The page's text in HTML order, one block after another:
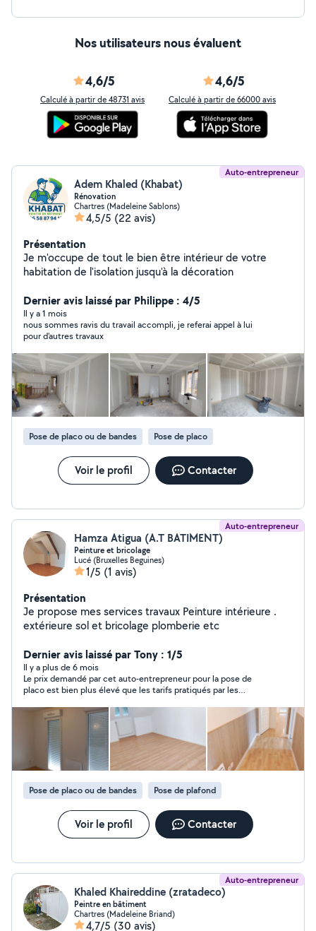
Nos utilisateurs nous évaluent
4,6/5
Calculé à partir de 48731 avis
4,6/5
Calculé à partir de 66000 avis
Auto-entrepreneur
Adem Khaled (Khabat)
Rénovation
Chartres (Madeleine Sablons)
4,5/5 (22 avis)
Présentation
Je m'occupe de tout le bien être intérieur de votre
habitation de l'isolation jusqu'à la décoration
Dernier avis laissé par Philippe : 4/5
Il y a 1 mois
nous sommes ravis du travail accompli, je referai appel à lui
pour d'autres travaux
Pose de placo ou de bandes Pose de placo
Voir le profil Contacter
Auto-entrepreneur
Hamza Atigua (A.T BATIMENT)
Peinture et bricolage
Lucé (Bruxelles Beguines)
1/5 (1 avis)
Présentation
Je propose mes services travaux Peinture intérieure .
extérieure sol et bricolage plomberie etc
Dernier avis laissé par Tony : 1/5
Il y a plus de 6 mois
Le prix demandé par cet auto-entrepreneur pour la pose de
placo est bien plus élevé que les tarifs pratiqués par les
Pose de placo ou de bandes Pose de plafond
Voir le profil Contacter
Auto-entrepreneur
Khaled Khaireddine (zratadeco)
Peintre en bâtiment
Chartres (Madeleine Briand)
4,7/5 (30 avis)